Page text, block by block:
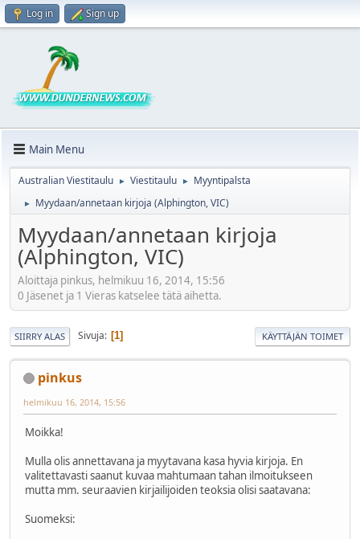
Log in Sign up
Main Menu
Australian Viestitaulu ► Viestitaulu ► Myyntipalsta
► Myydaan/annetaan kirjoja (Alphington, VIC)
Myydaan/annetaan kirjoja
(Alphington, VIC)
Aloittaja pinkus, helmikuu 16, 2014, 15:56
0 Jäsenet ja 1 Vieras katselee tätä aihetta.
SIIRRY ALAS Sivuja 1 KÄYTTÄJÄN TOIMET
pinkus
helmikuu 16, 2014, 15:56
Moikka!
Mulla olis annettavana ja myytavana kasa hyvia kirjoja. En
valitettavasti saanut kuvaa mahtumaan tahan ilmoitukseen
mutta mm. seuraavien kirjailijoiden teoksia olisi saatavana:
Suomeksi: